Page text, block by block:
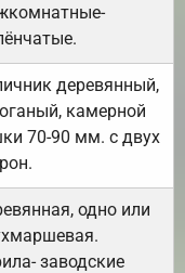
деревянный,
камерной
70-90 мм. с двух
одно или
заводские